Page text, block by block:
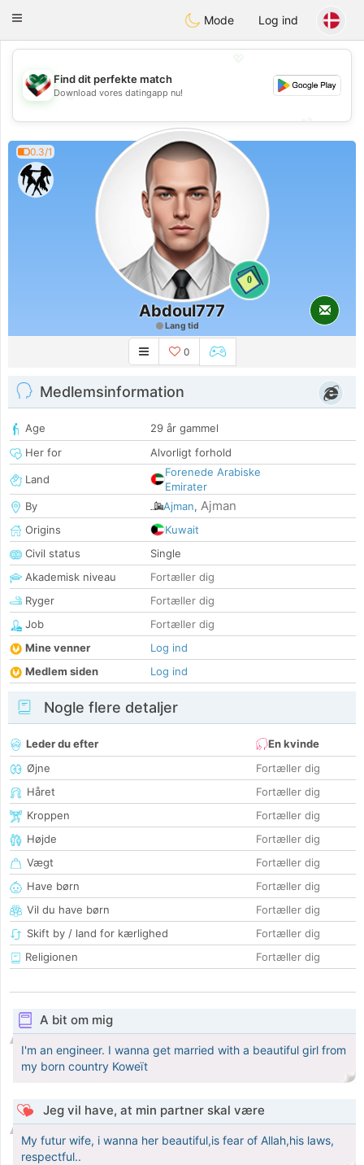
Kuwait Chat
Toggle
Mode Log ind
💖
💕
💕
Find dit perfekte match
Download vores datingapp nu!
0.3/1
0
Abdoul777
Lang tid
0
Medlemsinformation
Age
29 år gammel
Her for
Alvorligt forhold
Land
Forenede Arabiske
Emirater
By
Ajman, Ajman
Origins
Kuwait
Civil status
Single
Akademisk niveau
Fortæller dig
Ryger
Fortæller dig
Job
Fortæller dig
Mine venner
Log ind
Medlem siden
Log ind
Nogle flere detaljer
Leder du efter
En kvinde
Øjne
Fortæller dig
Håret
Fortæller dig
Kroppen
Fortæller dig
Højde
Fortæller dig
Vægt
Fortæller dig
Have børn
Fortæller dig
Vil du have børn
Fortæller dig
Skift by / land for kærlighed
Fortæller dig
Religionen
Fortæller dig
A bit om mig
I'm an engineer. I wanna get married with a beautiful girl from
my born country Koweït
Jeg vil have, at min partner skal være
My futur wife, i wanna her beautiful,is fear of Allah,his laws,
respectful..